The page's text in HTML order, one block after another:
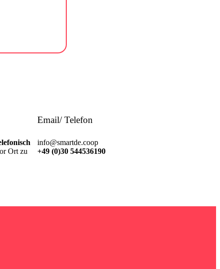
Ort zu
Email/ Telefon
info@smartde.coop
+49 (0)30 544536190